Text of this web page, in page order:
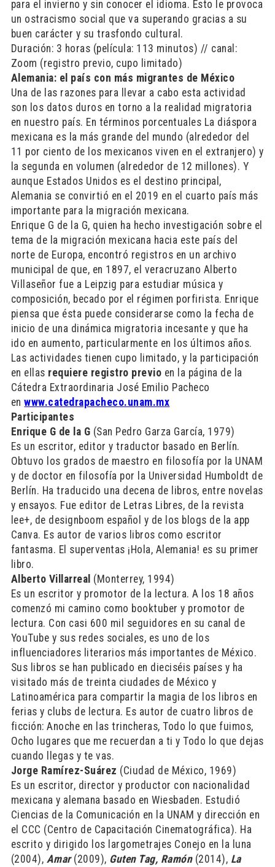
para el invierno y sin conocer el idioma. Esto le provoca
un ostracismo social que va superando gracias a su
buen carácter y su trasfondo cultural.
Duración: 3 horas (película: 113 minutos) // canal:
Zoom (registro previo, cupo limitado)
Alemania: el país con más migrantes de México
Una de las razones para llevar a cabo esta actividad
son los datos duros en torno a la realidad migratoria
en nuestro país. En términos porcentuales La diáspora
mexicana es la más grande del mundo (alrededor del
11 por ciento de los mexicanos viven en el extranjero) y
la segunda en volumen (alrededor de 12 millones). Y
aunque Estados Unidos es el destino principal,
Alemania se convirtió en el 2019 en el cuarto país más
importante para la migración mexicana.
Enrique G de la G, quien ha hecho investigación sobre el
tema de la migración mexicana hacia este país del
norte de Europa, encontró registros en un archivo
municipal de que, en 1897, el veracruzano Alberto
Villaseñor fue a Leipzig para estudiar música y
composición, becado por el régimen porfirista. Enrique
piensa que ésta puede considerarse como la fecha de
inicio de una dinámica migratoria incesante y que ha
ido en aumento, particularmente en los últimos años.
Las actividades tienen cupo limitado, y la participación
en ellas requiere registro previo en la página de la
Cátedra Extraordinaria José Emilio Pacheco
enwww.catedrapacheco.unam.mx
Participantes
Enrique G de la G (San Pedro Garza García, 1979)
Es un escritor, editor y traductor basado en Berlín.
Obtuvo los grados de maestro en filosofía por la UNAM
y de doctor en filosofía por la Universidad Humboldt de
Berlín. Ha traducido una decena de libros, entre novelas
y ensayos. Fue editor de Letras Libres, de la revista
lee+, de designboom español y de los blogs de la app
Canva. Es autor de varios libros como escritor
fantasma. El superventas ¡Hola, Alemania! es su primer
libro.
Alberto Villarreal (Monterrey, 1994)
Es un escritor y promotor de la lectura. A los 18 años
comenzó mi camino como booktuber y promotor de
lectura. Con casi 600 mil seguidores en su canal de
YouTube y sus redes sociales, es uno de los
influenciadores literarios más importantes de México.
Sus libros se han publicado en dieciséis países y ha
visitado más de treinta ciudades de México y
Latinoamérica para compartir la magia de los libros en
ferias y clubs de lectura. Es autor de cuatro libros de
ficción: Anoche en las trincheras, Todo lo que fuimos,
Ocho lugares que me recuerdan a ti y Todo lo que dejas
cuando llegas y te vas.
Jorge Ramírez-Suárez (Ciudad de México, 1969)
Es un escritor, director y productor con nacionalidad
mexicana y alemana basado en Wiesbaden. Estudió
Ciencias de la Comunicación en la UNAM y dirección en
el CCC (Centro de Capacitación Cinematográfica). Ha
escrito y dirigido los largometrajes Conejo en la luna
(2004), Amar(2009), Guten Tag, Ramón(2014), La